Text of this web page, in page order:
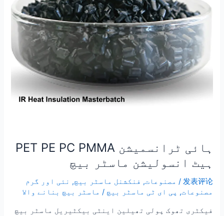
ہائی ٹرانسمیشن PET PE PC PMMA
ہیٹ انسولیشن ماسٹر بیچ
发表评论
/ مصنوعات, فنکشنل ماسٹر بیچ, نئی اور گرم
مصنوعات, پی ای ٹی ماسٹر بیچ / ماسٹر بیچ بنانے والا
فیکٹری تھوک پولی تھیلین اینٹی بیکٹیریل ماسٹر بیچ
ہیٹ
انسولیشن
ماسٹر
بیچ